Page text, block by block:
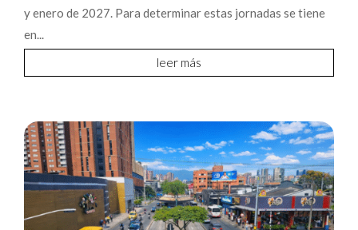
y enero de 2027. Para determinar estas jornadas se tiene
en...
leer más